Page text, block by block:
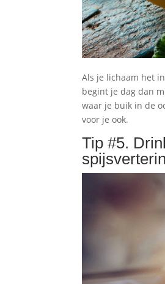
Als je lichaam het
begint je dag dan
waar je buik in de
voor je ook.
Tip #5.